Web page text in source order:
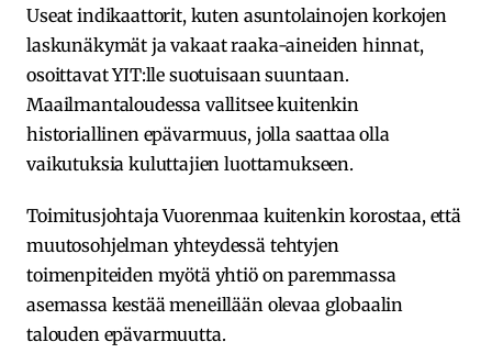
Useat indikaattorit, kuten asuntolainojen korkojen
laskunäkymät ja vakaat raaka-aineiden hinnat,
osoittavat YIT:lle suotuisaan suuntaan.
Maailmantaloudessa vallitsee kuitenkin
historiallinen epävarmuus, jolla saattaa olla
vaikutuksia kuluttajien luottamukseen.
Toimitusjohtaja Vuorenmaa kuitenkin korostaa, että
muutosohjelman yhteydessä tehtyjen
toimenpiteiden myötä yhtiö on paremmassa
asemassa kestää meneillään olevaa globaalin
talouden epävarmuutta.